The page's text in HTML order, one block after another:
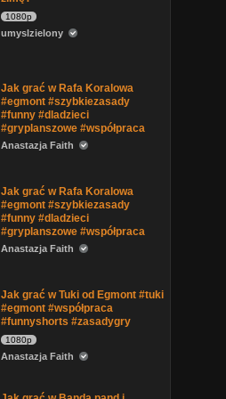
1080p
umyslzielony
Jak grać w Rafa Koralowa
#egmont #szybkiezasady
#funny #dladzieci
#gryplanszowe #współpraca
Anastazja Faith
Jak grać w Rafa Koralowa
#egmont #szybkiezasady
#funny #dladzieci
#gryplanszowe #współpraca
Anastazja Faith
Jak grać w Tuki od Egmont #tuki
#egmont #współpraca
#funnyshorts #zasadygry
1080p
Anastazja Faith